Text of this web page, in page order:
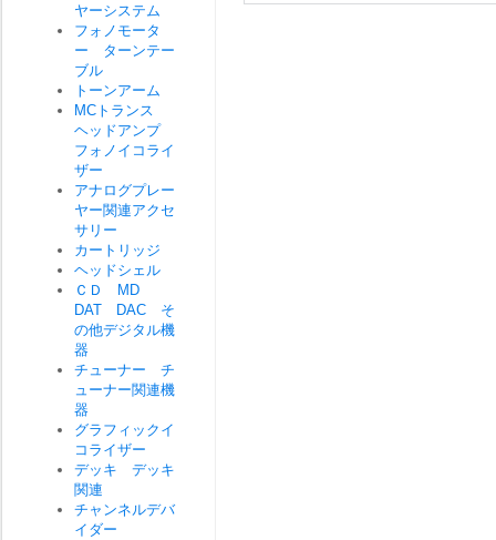
ヤーシステム
フォノモータ
ー ターンテー
ブル
トーンアーム
MCトランス
ヘッドアンプ
フォノイコライ
ザー
アナログプレー
ヤー関連アクセ
サリー
カートリッジ
ヘッドシェル
ＣＤ MD
DAT DAC そ
の他デジタル機
器
チューナー チ
ューナー関連機
器
グラフィックイ
コライザー
デッキ デッキ
関連
チャンネルデバ
イダー